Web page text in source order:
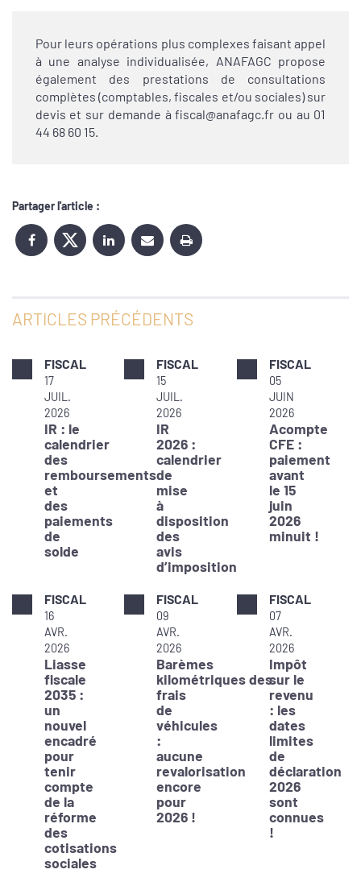
Pour leurs opérations plus complexes faisant appel
à une analyse individualisée, ANAFAGC propose
également des prestations de consultations
complètes (comptables, fiscales et/ou sociales) sur
devis et sur demande à fiscal@anafagc.fr ou au 01
44 68 60 15.
Partager l'article :
ARTICLES PRÉCÉDENTS
FISCAL
17
JUIL.
2026
IR : le
calendrier
des
remboursements
et
des
paiements
de
solde
FISCAL
15
JUIL.
2026
IR
2026 :
calendrier
de
mise
à
disposition
des
avis
d’imposition
FISCAL
05
JUIN
2026
Acompte
CFE :
paiement
avant
le 15
juin
2026
minuit !
FISCAL
16
AVR.
2026
Liasse
fiscale
2035 :
un
nouvel
encadré
pour
tenir
compte
de la
réforme
des
cotisations
sociales
FISCAL
09
AVR.
2026
Barèmes
kilométriques des
frais
de
véhicules
:
aucune
revalorisation
encore
pour
2026 !
FISCAL
07
AVR.
2026
Impôt
sur le
revenu
: les
dates
limites
de
déclaration
2026
sont
connues
!